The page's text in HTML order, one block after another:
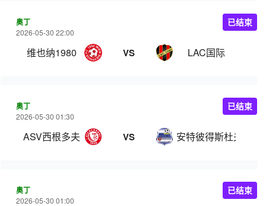
奥丁
2026-05-30 22:00
维也纳1980 VS LAC国际
已结束
奥丁
2026-05-30 01:30
ASV西根多夫 VS 安特彼得斯杜夫
已结束
奥丁
2026-05-30 01:00
已结束